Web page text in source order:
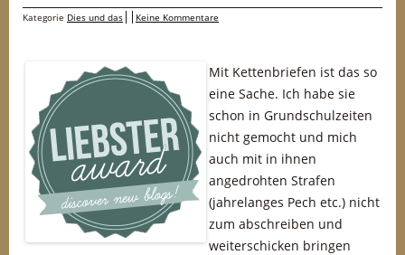
Kategorie Dies und das Keine Kommentare
Mit Kettenbriefen ist das so
eine Sache. Ich habe sie
schon in Grundschulzeiten
nicht gemocht und mich
auch mit in ihnen
angedrohten Strafen
(jahrelanges Pech etc.) nicht
zum abschreiben und
weiterschicken bringen